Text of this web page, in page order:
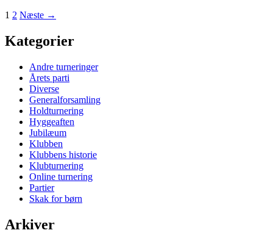
Indlægsnavigation
1 2 Næste →
Kategorier
Andre turneringer
Årets parti
Diverse
Generalforsamling
Holdturnering
Hyggeaften
Jubilæum
Klubben
Klubbens historie
Klubturnering
Online turnering
Partier
Skak for børn
Arkiver